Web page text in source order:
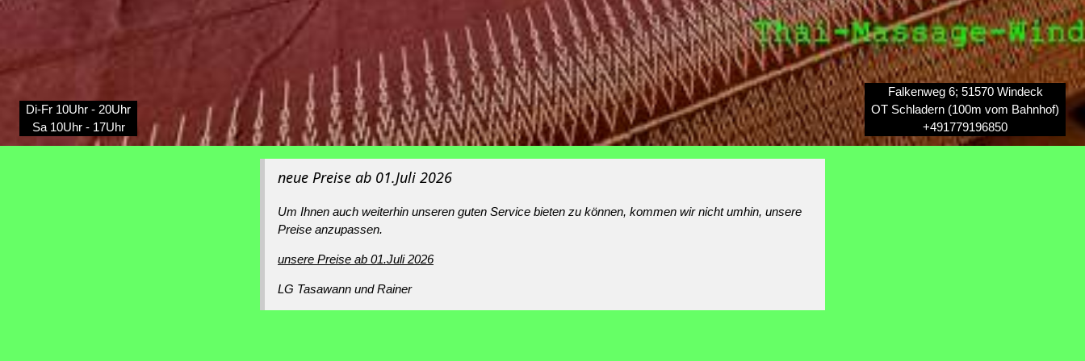
Di-Fr 10Uhr - 20Uhr
Sa 10Uhr - 17Uhr
Falkenweg 6; 51570 Windeck
OT Schladern (100m vom Bahnhof)
+491779196850
neue Preise ab 01.Juli 2026
Um Ihnen auch weiterhin unseren guten Service bieten zu können, kommen wir nicht umhin, unsere
Preise anzupassen.
unsere Preise ab 01.Juli 2026
LG Tasawann und Rainer